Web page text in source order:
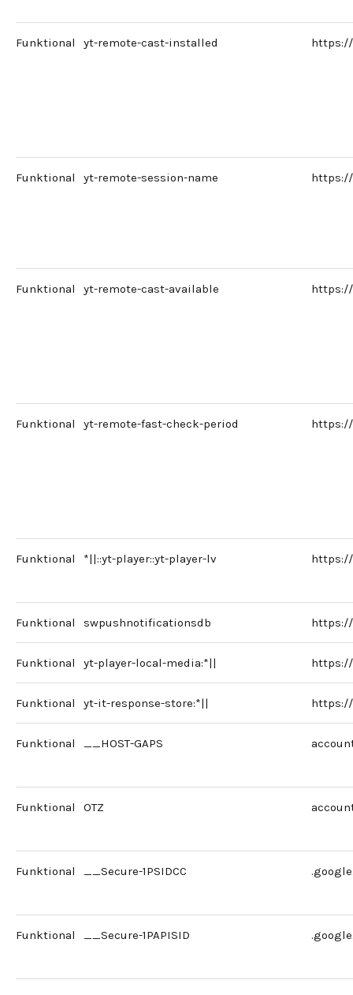
Funktional yt-remote-cast-installed https://
Funktional yt-remote-session-name https://
Funktional yt-remote-cast-available https://
Funktional yt-remote-fast-check-period https://
Funktional *||::yt-player::yt-player-lv https://
Funktional swpushnotificationsdb https://
Funktional yt-player-local-media:*|| https://
Funktional yt-it-response-store:*|| https://
Funktional __HOST-GAPS
Funktional OTZ
Funktional __Secure-1PSIDCC
Funktional __Secure-1PAPISID